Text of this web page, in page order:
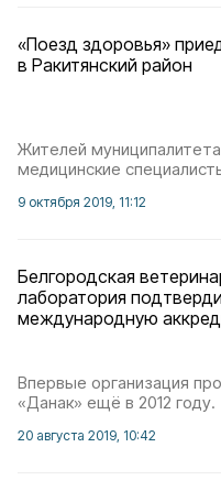
«Поезд здоровья»
в Ракитянский район
Жителей
медицинские
9 октября 2019, 11:12
Белгородская
лаборатория
международную
Впервые организация
«Данак» ещё в 2012 году.
20 августа 2019, 10:42